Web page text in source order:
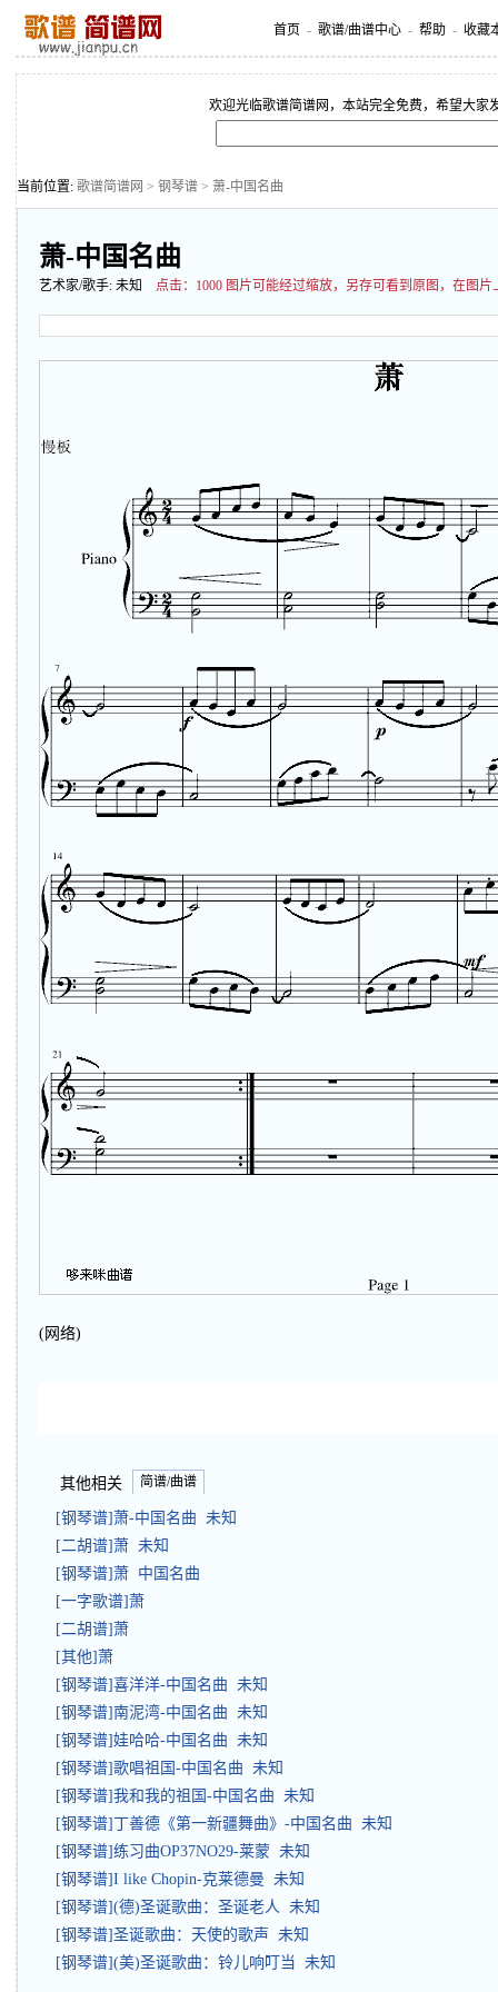
首页 - 歌谱/曲谱中心 - 帮助 - 收藏
欢迎光临歌谱简谱网，本站完全免费，希望大家
当前位置: 歌谱简谱网 > 钢琴谱 > 萧-中国名曲
萧-中国名曲
艺术家/歌手: 未知 点击： 1000 图片可能经过缩放，另存可看到原图，在图
(网络)
其他相关 简谱/曲谱
[钢琴谱]萧-中国名曲 未知
[二胡谱]萧 未知
[钢琴谱]萧 中国名曲
[一字歌谱]萧
[二胡谱]萧
[其他]萧
[钢琴谱]喜洋洋-中国名曲 未知
[钢琴谱]南泥湾-中国名曲 未知
[钢琴谱]娃哈哈-中国名曲 未知
[钢琴谱]歌唱祖国-中国名曲 未知
[钢琴谱]我和我的祖国-中国名曲 未知
[钢琴谱]丁善德《第一新疆舞曲》-中国名曲 未知
[钢琴谱]练习曲OP37NO29-莱蒙 未知
[钢琴谱]I like Chopin-克莱德曼 未知
[钢琴谱](德)圣诞歌曲：圣诞老人 未知
[钢琴谱]圣诞歌曲：天使的歌声 未知
[钢琴谱](美)圣诞歌曲：铃儿响叮当 未知